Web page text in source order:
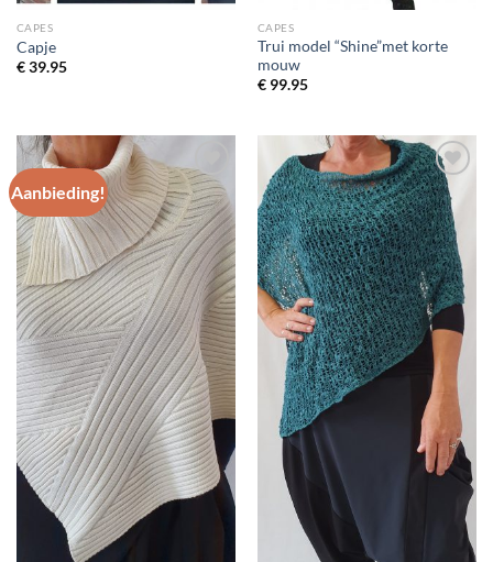
CAPES
Capje
€39.95
CAPES
Trui model “Shine”met korte
mouw
€99.95
Aanbieding!
Toevoegen
aan
wenslijst
Toevoegen
aan
wenslijst